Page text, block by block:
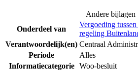
Andere bijlagen
Onderdeel van
Vergoeding
regeling
Verantwoordelijk(en) Centraal
Periode
Alles
Informatiecategorie
Woo-besluit